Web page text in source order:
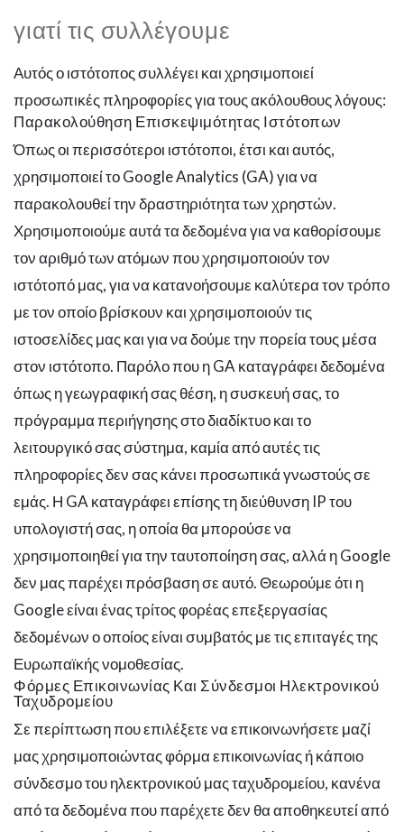
γιατί τις συλλέγουμε
Αυτός ο ιστότοπος συλλέγει και χρησιμοποιεί
προσωπικές πληροφορίες για τους ακόλουθους λόγους:
Παρακολούθηση Επισκεψιμότητας Ιστότοπων
Όπως οι περισσότεροι ιστότοποι, έτσι και αυτός,
χρησιμοποιεί το Google Analytics (GA) για να
παρακολουθεί την δραστηριότητα των χρηστών.
Χρησιμοποιούμε αυτά τα δεδομένα για να καθορίσουμε
τον αριθμό των ατόμων που χρησιμοποιούν τον
ιστότοπό μας, για να κατανοήσουμε καλύτερα τον τρόπο
με τον οποίο βρίσκουν και χρησιμοποιούν τις
ιστοσελίδες μας και για να δούμε την πορεία τους μέσα
στον ιστότοπο. Παρόλο που η GA καταγράφει δεδομένα
όπως η γεωγραφική σας θέση, η συσκευή σας, το
πρόγραμμα περιήγησης στο διαδίκτυο και το
λειτουργικό σας σύστημα, καμία από αυτές τις
πληροφορίες δεν σας κάνει προσωπικά γνωστούς σε
εμάς. Η GA καταγράφει επίσης τη διεύθυνση IP του
υπολογιστή σας, η οποία θα μπορούσε να
χρησιμοποιηθεί για την ταυτοποίηση σας, αλλά η Google
δεν μας παρέχει πρόσβαση σε αυτό. Θεωρούμε ότι η
Google είναι ένας τρίτος φορέας επεξεργασίας
δεδομένων ο οποίος είναι συμβατός με τις επιταγές της
Ευρωπαϊκής νομοθεσίας.
Φόρμες Επικοινωνίας Και Σύνδεσμοι Ηλεκτρονικού
Ταχυδρομείου
Σε περίπτωση που επιλέξετε να επικοινωνήσετε μαζί
μας χρησιμοποιώντας φόρμα επικοινωνίας ή κάποιο
σύνδεσμο του ηλεκτρονικού μας ταχυδρομείου, κανένα
από τα δεδομένα που παρέχετε δεν θα αποθηκευτεί από